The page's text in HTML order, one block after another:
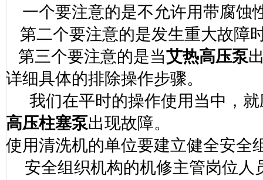
一个要注意的是不允许用带腐蚀
第二个要注意的是发生重大故障
第三个要注意的是当艾热高压泵
详细具体的排除操作步骤。
我们在平时的操作使用当中，
高压柱塞泵出现故障。
使用清洗机的单位要建立健全安全
安全组织机构的机修主管岗位